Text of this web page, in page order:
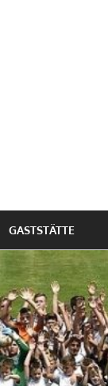
GASTSTÄTTE